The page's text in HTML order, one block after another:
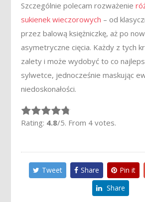
Szczególnie polecam rozważenie
sukienek wieczorowych – od
przez balową księżniczkę, aż po
asymetryczne cięcia. Każdy z tych
zalety i może wydobyć to co
sylwetce, jednocześnie maskując
niedoskonałości.
Rate this item:
Rating: 4.8/5. From 4 votes.
Tweet Share Pin it
Share